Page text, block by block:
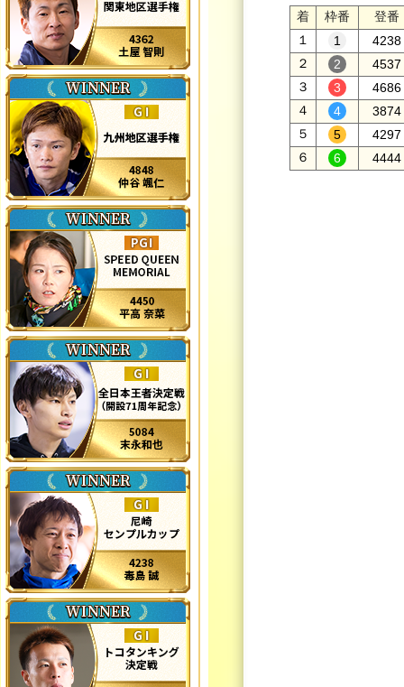
着 枠番
登番
１
4238
２
4537
３
4686
４
3874
５
4297
６
4444